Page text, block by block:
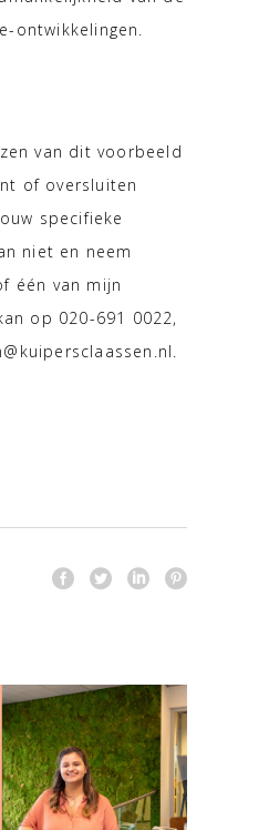
ontwikkelingen.
van dit voorbeeld
of oversluiten
specifieke
niet en neem
één van mijn
op 020-691 0022,